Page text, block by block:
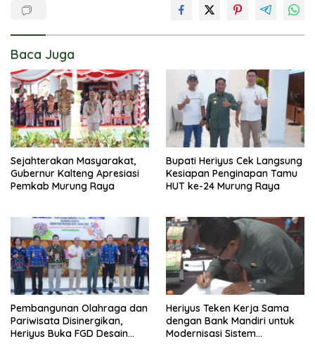
Baca Juga
Sejahterakan Masyarakat,
Gubernur Kalteng Apresiasi
Pemkab Murung Raya
Bupati Heriyus Cek Langsung
Kesiapan Penginapan Tamu
HUT ke-24 Murung Raya
Pembangunan Olahraga dan
Pariwisata Disinergikan,
Heriyus Buka FGD Desain
Heriyus Teken Kerja Sama
dengan Bank Mandiri untuk
Modernisasi Sistem